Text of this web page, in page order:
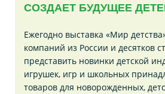
СОЗДАЕТ БУДУЩЕЕ
Ежегодно выставка «Мир
компаний из России и десятков
представить новинки детской
игрушек, игр и школьных
товаров для новорожденных,